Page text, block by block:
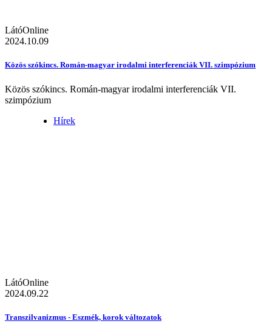
LátóOnline
2024.10.09
Közös szókincs. Román-magyar irodalmi interferenciák VII. szimpózium
Közös szókincs. Román-magyar irodalmi interferenciák VII.
szimpózium
Hírek
LátóOnline
2024.09.22
Transzilvanizmus - Eszmék, korok változatok